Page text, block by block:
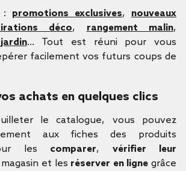
: promotions exclusives, nouveaux
déco, rangement malin,
… Tout est réuni pour vous
facilement vos futurs coups de
achats en quelques clics
le catalogue, vous pouvez
aux fiches des produits
les comparer, vérifier leur
et les réserver en ligne grâce